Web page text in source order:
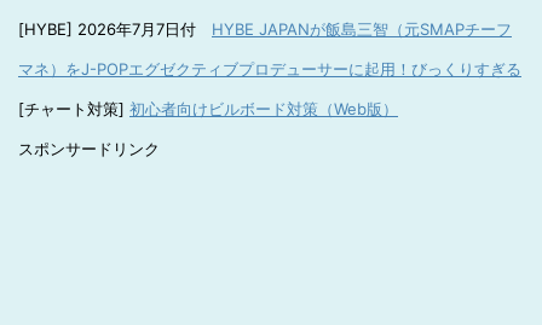
[HYBE] 2026年7月7日付 HYBE JAPANが飯島三智（元SMAPチーフ
マネ）をJ-POPエグゼクティブプロデューサーに起用！びっくりすぎる
[チャート対策] 初心者向けビルボード対策（Web版）
スポンサードリンク